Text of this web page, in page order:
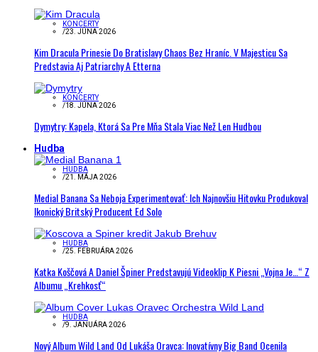
KONCERTY
/23. JÚNA 2026
Kim Dracula Prinesie Do Bratislavy Chaos Bez Hraníc. V Majesticu Sa
Predstavia Aj Patriarchy A Etterna
KONCERTY
/18. JÚNA 2026
Dymytry: Kapela, Ktorá Sa Pre Mňa Stala Viac Než Len Hudbou
Hudba
HUDBA
/21. MÁJA 2026
Medial Banana Sa Neboja Experimentovať: Ich Najnovšiu Hitovku Produkoval
Ikonický Britský Producent Ed Solo
HUDBA
/25. FEBRUÁRA 2026
Katka Koščová A Daniel Špiner Predstavujú Videoklip K Piesni „Vojna Je…“ Z
Albumu „Krehkosť“
HUDBA
/9. JANUÁRA 2026
Nový Album Wild Land Od Lukáša Oravca: Inovatívny Big Band Ocenila